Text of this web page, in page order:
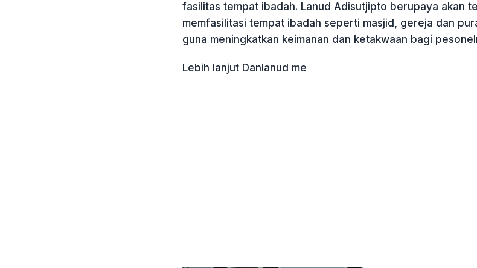
fasilitas tempat ibadah. Lanud Adisutjipto berupaya akan
memfasilitasi tempat ibadah seperti masjid, gereja dan
guna meningkatkan keimanan dan ketakwaan bagi
Lebih lanjut Danlanud me